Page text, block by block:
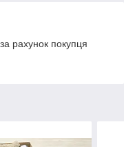
рахунок покупця